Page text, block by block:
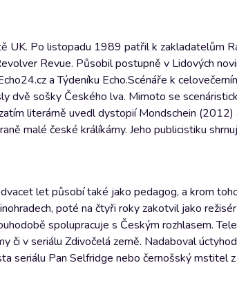
UK. Po listopadu 1989 patřil k zakladatelům
Revue. Působil postupně v Lidových
a Týdeníku Echo.Scénáře k
dvě sošky Českého lva. Mimoto se
literárně uvedl dystopií Mondschein (2012)
malé české králíkárny. Jeho publicistiku
let působí také jako pedagog, a krom
poté na čtyři roky zakotvil jako
spolupracuje s Českým rozhlasem.
či v seriálu Zdivočelá země. Nadaboval
seriálu Pan Selfridge nebo černošský mstitel